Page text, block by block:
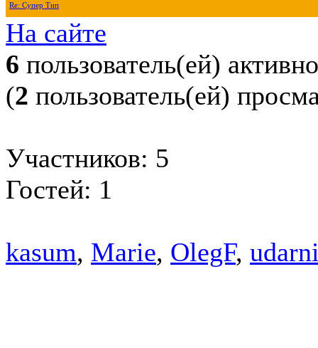
Re: Супер Тип
На сайте
6 пользователь(ей) активно
(2 пользователь(ей)
Участников: 5
Гостей: 1
kasum, Marie, OlegF,